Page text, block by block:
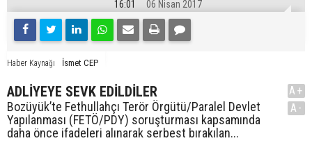
16:01 06 Nisan 2017
Haber Kaynağı İsmet CEP
ADLİYEYE SEVK EDİLDİLER
Bozüyük’te Fethullahçı Terör Örgütü/Paralel Devlet
Yapılanması (FETÖ/PDY) soruşturması kapsamında
daha önce ifadeleri alınarak serbest bırakılan...
A+
A-